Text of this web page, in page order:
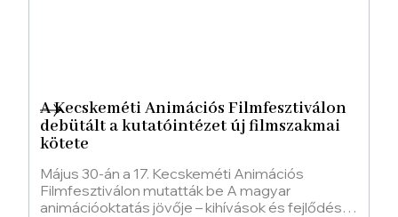
A Kecskeméti Animációs Filmfesztiválon
debütált a kutatóintézet új filmszakmai
kötete
Május 30-án a 17. Kecskeméti Animációs
Filmfesztiválon mutatták be A magyar
animációoktatás jövője – kihívások és fejlődési